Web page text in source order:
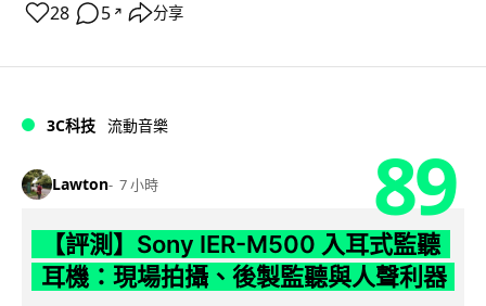
28 5 ↗ 分享
3C科技 流動音樂
Lawton 7 小時 89
【評測】Sony IER-M500 入耳式監聽
耳機：現場拍攝、後製監聽與人聲利器